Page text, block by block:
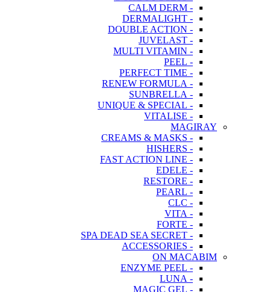
- CALM DERM
- DERMALIGHT
- DOUBLE ACTION
- JUVELAST
- MULTI VITAMIN
- PEEL
- PERFECT TIME
- RENEW FORMULA
- SUNBRELLA
- UNIQUE & SPECIAL
- VITALISE
MAGIRAY
- CREAMS & MASKS
- HISHERS
- FAST ACTION LINE
- EDELE
- RESTORE
- PEARL
- CLC
- VITA
- FORTE
- SPA DEAD SEA SECRET
- ACCESSORIES
ON MACABIM
- ENZYME PEEL
- LUNA
- MAGIC GEL